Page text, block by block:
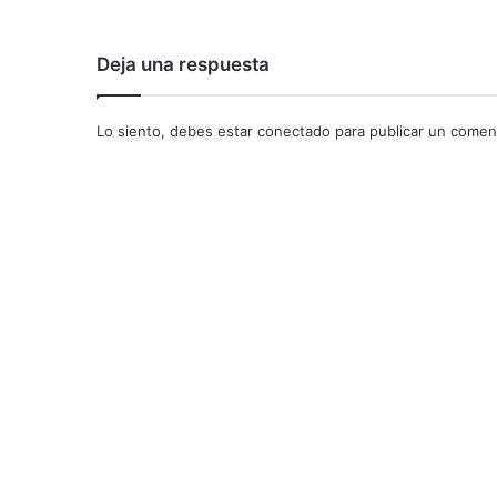
Deja una respuesta
Lo siento, debes estar conectado para publicar un